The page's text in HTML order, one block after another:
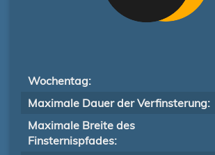
Wochentag:
Maximale Dauer der Verfinsterung:
Maximale Breite des
Finsternispfades: